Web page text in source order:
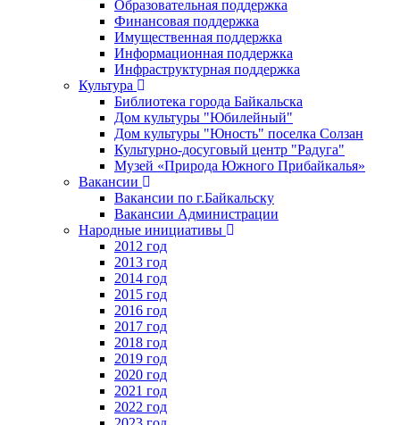
Образовательная поддержка
Финансовая поддержка
Имущественная поддержка
Информационная поддержка
Инфраструктурная поддержка
Культура
Библиотека города Байкальска
Дом культуры "Юбилейный"
Дом культуры "Юность" поселка Солзан
Культурно-досуговый центр "Радуга"
Музей «Природа Южного Прибайкалья»
Вакансии
Вакансии по г.Байкальску
Вакансии Администрации
Народные инициативы
2012 год
2013 год
2014 год
2015 год
2016 год
2017 год
2018 год
2019 год
2020 год
2021 год
2022 год